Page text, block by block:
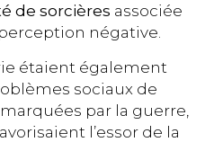
de sorcières associée
négative.
étaient également
sociaux de
par la guerre,
l’essor de la